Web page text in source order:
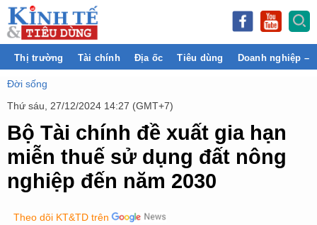
Thị trường Tài chính Địa ốc Tiêu dùng Doanh nghiệp –
Đời sống
Thứ sáu, 27/12/2024 14:27 (GMT+7)
Bộ Tài chính đề xuất gia hạn
miễn thuế sử dụng đất nông
nghiệp đến năm 2030
Theo dõi KT&TD trên